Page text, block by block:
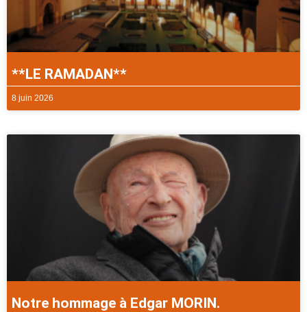
**LE RAMADAN**
8 juin 2026
Notre hommage à Edgar MORIN.